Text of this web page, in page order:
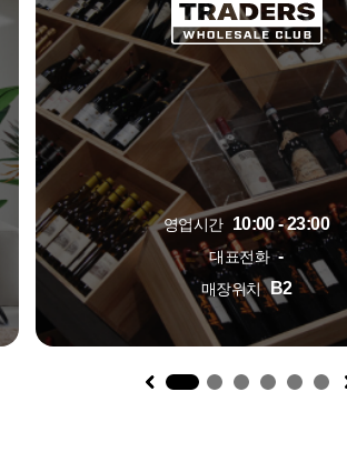
영업시간 10:00 - 23:00
대표전화 -
매장위치 B2
1